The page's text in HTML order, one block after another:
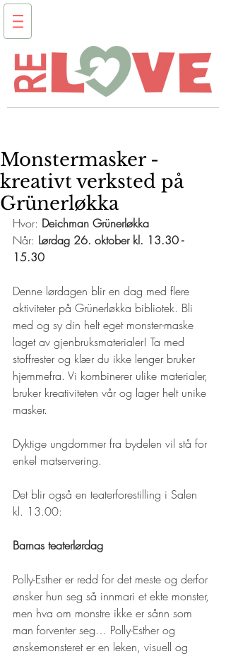
Monstermasker -
kreativt verksted på
Grünerløkka
Hvor: Deichman Grünerløkka
Når: Lørdag 26. oktober kl. 13.30 -
15.30
Denne lørdagen blir en dag med flere
aktiviteter på Grünerløkka bibliotek. Bli
med og sy din helt eget monster-maske
laget av gjenbruksmaterialer! Ta med
stoffrester og klær du ikke lenger bruker
hjemmefra. Vi kombinerer ulike materialer,
bruker kreativiteten vår og lager helt unike
masker.
Dyktige ungdommer fra bydelen vil stå for
enkel matservering.
Det blir også en teaterforestilling i Salen
kl. 13.00:
Barnas teaterlørdag
Polly-Esther er redd for det meste og derfor
ønsker hun seg så innmari et ekte monster,
men hva om monstre ikke er sånn som
man forventer seg… Polly-Esther og
ønskemonsteret er en leken, visuell og